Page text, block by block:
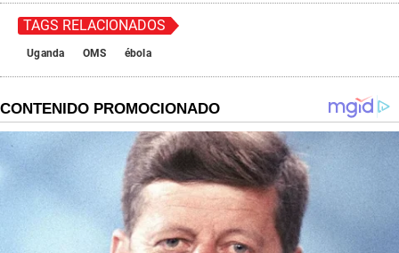
TAGS RELACIONADOS
Uganda OMS ébola